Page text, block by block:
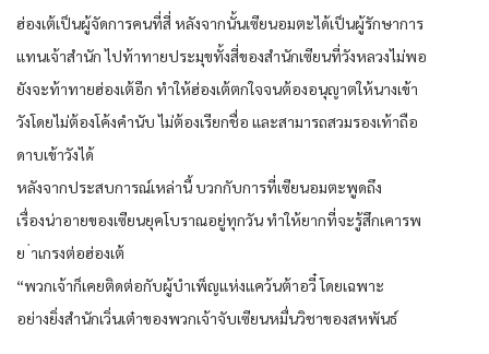
ฮ่องเต้เป็นผู้จัดการคนที่สี่ หลังจากนั้นเซียนอมตะได้เป็นผู้รักษาการ
แทนเจ้าสำนัก ไปท้าทายประมุขทั้งสี่ของสำนักเซียนที่วังหลวงไม่พอ
ยังจะท้าทายฮ่องเต้อีก ทำให้ฮ่องเต้ตกใจจนต้องอนุญาตให้นางเข้า
วังโดยไม่ต้องโค้งคำนับ ไม่ต้องเรียกชื่อ และสามารถสวมรองเท้าถือ
ดาบเข้าวังได้
หลังจากประสบการณ์เหล่านี้ บวกกับการที่เซียนอมตะพูดถึง
เรื่องน่าอายของเซียนยุคโบราณอยู่ทุกวัน ทำให้ยากที่จะรู้สึกเคารพ
ย ่าเกรงต่อฮ่องเต้
“พวกเจ้าก็เคยติดต่อกับผู้บำเพ็ญแห่งแคว้นต้าอวี๋ โดยเฉพาะ
อย่างยิ่งสำนักเวิ่นเต๋าของพวกเจ้าจับเซียนหมื่นวิชาของสหพันธ์